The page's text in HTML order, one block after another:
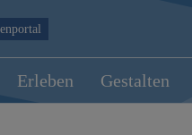
Erleben Gestalten